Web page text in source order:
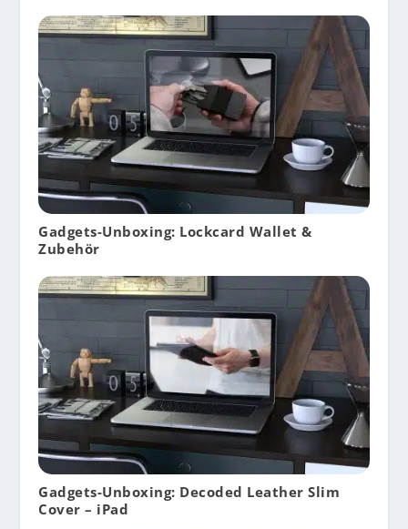
Gadgets-Unboxing: Lockcard Wallet &
Zubehör
Gadgets-Unboxing: Decoded Leather Slim
Cover – iPad